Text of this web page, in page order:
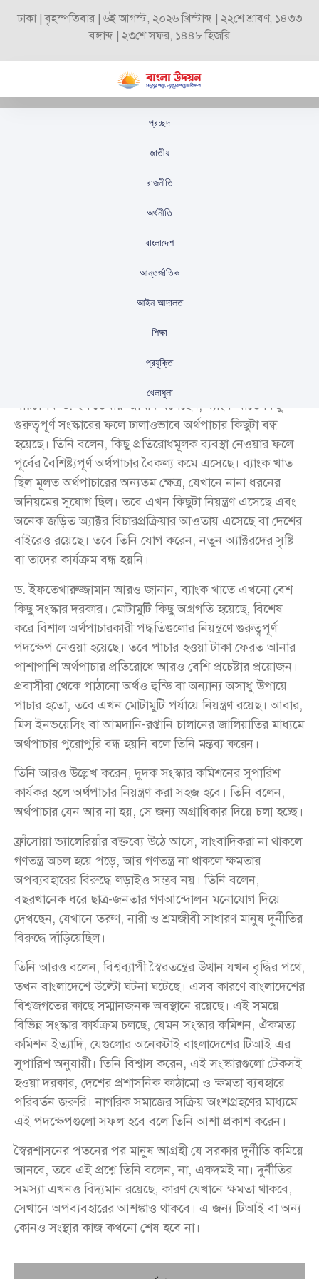
ঢাকা | বৃহস্পতিবার | ৬ই আগস্ট, ২০২৬ খ্রিস্টাব্দ | ২২শে শ্রাবণ, ১৪৩৩
বঙ্গাব্দ | ২৩শে সফর, ১৪৪৮ হিজরি
প্রচ্ছদ
জাতীয়
রাজনীতি
অর্থনীতি
বাংলাদেশ
আন্তর্জাতিক
আইন আদালত
শিক্ষা
প্রযুক্তি
খেলাধুলা
সংস্কারের ফলে ব্যাংকখাতে
অর্থপাচার কমেছে: টিআইবি
প্রকাশিতঃসেপ্টেম্বর ৫, ২০২৫
ট্রান্সপারেন্সি ইন্টারন্যাশনাল বাংলাদেশের (টিআইবি) নির্বাহী
পরিচালক ড. ইফতেখারুজ্জামান বলেছেন, ব্যাংক খাতে কিছু
গুরুত্বপূর্ণ সংস্কারের ফলে ঢালাওভাবে অর্থপাচার কিছুটা বন্ধ
হয়েছে। তিনি বলেন, কিছু প্রতিরোধমূলক ব্যবস্থা নেওয়ার ফলে
পূর্বের বৈশিষ্ট্যপূর্ণ অর্থপাচার বৈকল্য কমে এসেছে। ব্যাংক খাত
ছিল মূলত অর্থপাচারের অন্যতম ক্ষেত্র, যেখানে নানা ধরনের
অনিয়মের সুযোগ ছিল। তবে এখন কিছুটা নিয়ন্ত্রণ এসেছে এবং
অনেক জড়িত অ্যাক্টর বিচারপ্রক্রিয়ার আওতায় এসেছে বা দেশের
বাইরেও রয়েছে। তবে তিনি যোগ করেন, নতুন অ্যাক্টরদের সৃষ্টি
বা তাদের কার্যক্রম বন্ধ হয়নি।
ড. ইফতেখারুজ্জামান আরও জানান, ব্যাংক খাতে এখনো বেশ
কিছু সংস্কার দরকার। মোটামুটি কিছু অগ্রগতি হয়েছে, বিশেষ
করে বিশাল অর্থপাচারকারী পদ্ধতিগুলোর নিয়ন্ত্রণে গুরুত্বপূর্ণ
পদক্ষেপ নেওয়া হয়েছে। তবে পাচার হওয়া টাকা ফেরত আনার
পাশাপাশি অর্থপাচার প্রতিরোধে আরও বেশি প্রচেষ্টার প্রয়োজন।
প্রবাসীরা থেকে পাঠানো অর্থও হুন্ডি বা অন্যান্য অসাধু উপায়ে
পাচার হতো, তবে এখন মোটামুটি পর্যায়ে নিয়ন্ত্রণ রয়েছ। আবার,
মিস ইনভয়েসিং বা আমদানি-রপ্তানি চালানের জালিয়াতির মাধ্যমে
অর্থপাচার পুরোপুরি বন্ধ হয়নি বলে তিনি মন্তব্য করেন।
তিনি আরও উল্লেখ করেন, দুদক সংস্কার কমিশনের সুপারিশ
কার্যকর হলে অর্থপাচার নিয়ন্ত্রণ করা সহজ হবে। তিনি বলেন,
অর্থপাচার যেন আর না হয়, সে জন্য অগ্রাধিকার দিয়ে চলা হচ্ছে।
ফ্রাঁসোয়া ভ্যালেরিয়াঁর বক্তব্যে উঠে আসে, সাংবাদিকরা না থাকলে
গণতন্ত্র অচল হয়ে পড়ে, আর গণতন্ত্র না থাকলে ক্ষমতার
অপব্যবহারের বিরুদ্ধে লড়াইও সম্ভব নয়। তিনি বলেন,
বছরখানেক ধরে ছাত্র-জনতার গণআন্দোলন মনোযোগ দিয়ে
দেখছেন, যেখানে তরুণ, নারী ও শ্রমজীবী সাধারণ মানুষ দুর্নীতির
বিরুদ্ধে দাঁড়িয়েছিল।
তিনি আরও বলেন, বিশ্বব্যাপী স্বৈরতন্ত্রের উত্থান যখন বৃদ্ধির পথে,
তখন বাংলাদেশে উল্টো ঘটনা ঘটেছে। এসব কারণে বাংলাদেশের
বিশ্বজগতের কাছে সম্মানজনক অবস্থানে রয়েছে। এই সময়ে
বিভিন্ন সংস্কার কার্যক্রম চলছে, যেমন সংস্কার কমিশন, ঐকমত্য
কমিশন ইত্যাদি, যেগুলোর অনেকটাই বাংলাদেশের টিআই এর
সুপারিশ অনুযায়ী। তিনি বিশ্বাস করেন, এই সংস্কারগুলো টেকসই
হওয়া দরকার, দেশের প্রশাসনিক কাঠামো ও ক্ষমতা ব্যবহারে
পরিবর্তন জরুরি। নাগরিক সমাজের সক্রিয় অংশগ্রহণের মাধ্যমে
এই পদক্ষেপগুলো সফল হবে বলে তিনি আশা প্রকাশ করেন।
স্বৈরশাসনের পতনের পর মানুষ আগ্রহী যে সরকার দুর্নীতি কমিয়ে
আনবে, তবে এই প্রশ্নে তিনি বলেন, না, একদমই না। দুর্নীতির
সমস্যা এখনও বিদ্যমান রয়েছে, কারণ যেখানে ক্ষমতা থাকবে,
সেখানে অপব্যবহারের আশঙ্কাও থাকবে। এ জন্য টিআই বা অন্য
কোনও সংস্থার কাজ কখনো শেষ হবে না।